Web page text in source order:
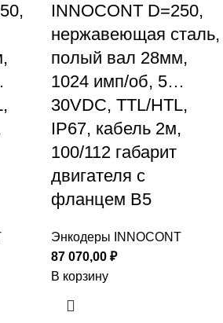
INNOCONT D=250,
нержавеющая сталь,
полый вал 28мм,
1024 имп/об, 5…
30VDC, TTL/HTL,
IP67, кабель 2м,
100/112 габарит
двигателя с
фланцем B5
Энкодеры INNOCONT
87 070,00 ₽
В корзину